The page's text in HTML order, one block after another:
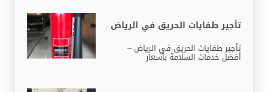
تأجير طفايات الحريق في الرياض
تأجير طفايات الحريق في الرياض –
أفضل خدمات السلامة بأسعار